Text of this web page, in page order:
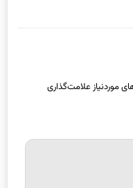
موردنیاز علامت‌گذاری